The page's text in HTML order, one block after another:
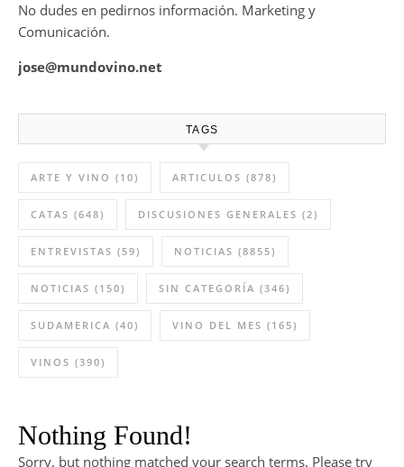
No dudes en pedirnos información. Marketing y
Comunicación.
jose@mundovino.net
TAGS
ARTE Y VINO (10) ARTICULOS (878)
CATAS (648) DISCUSIONES GENERALES (2)
ENTREVISTAS (59) NOTICIAS (8855)
NOTICIAS (150) SIN CATEGORÍA (346)
SUDAMERICA (40) VINO DEL MES (165)
VINOS (390)
Nothing Found!
Sorry, but nothing matched your search terms. Please try